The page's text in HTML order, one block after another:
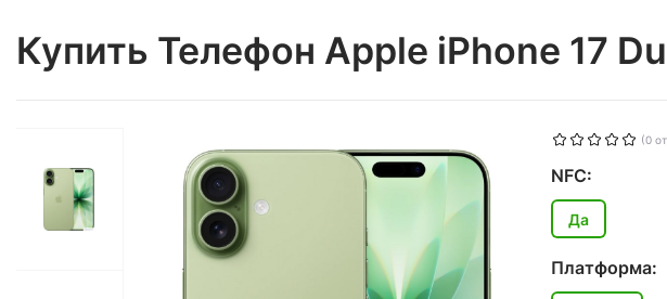
Купить Телефон Apple iPhone 17
(0
NFC:
Да
Платформа: